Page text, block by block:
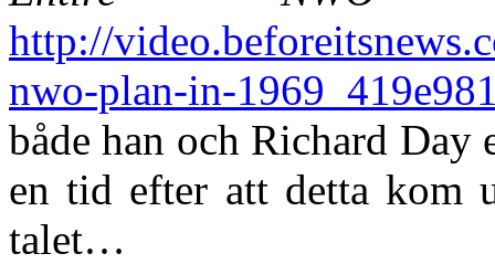
http://
nwo-plan-in-
både han och Richard
en tid efter att detta kom
talet…